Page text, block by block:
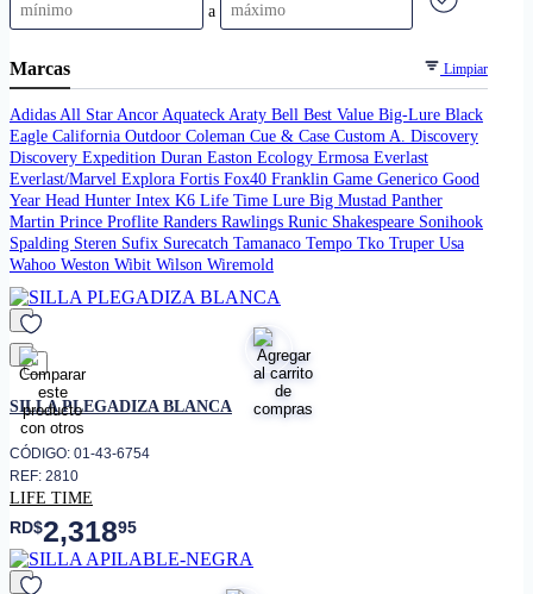
a
Marcas Limpiar
AdidasAll StarAncorAquateckAraty Bell Best Value Big-Lure Black
Eagle California Outdoor Coleman Cue & Case Custom A. Discovery
Discovery Expedition Duran Easton Ecology Ermosa Everlast
Everlast/Marvel Explora Fortis Fox40 Franklin Game Generico Good
Year Head Hunter Intex K6 Life Time Lure Big Mustad Panther
Martin Prince Proflite Randers Rawlings Runic Shakespeare Sonihook
Spalding Steren Sufix Surecatch Tamanaco Tempo Tko Truper Usa
Wahoo Weston Wibit Wilson Wiremold
favorito
SILLA PLEGADIZA BLANCA
CÓDIGO: 01-43-6754
REF: 2810
LIFE TIME
RD$2,31895